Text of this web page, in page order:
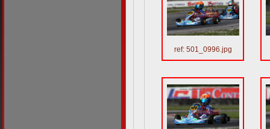
ref: 501_0996.jpg